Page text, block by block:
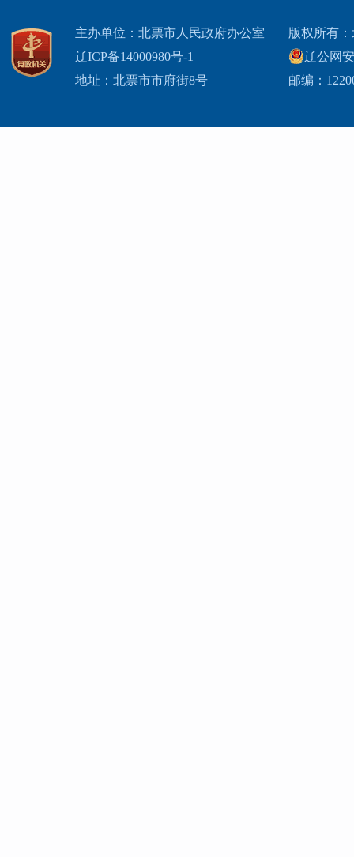
主办单位：北票市人民政府办公室
辽ICP备14000980号-1
地址：北票市市府街8号
版权所有
辽公网
邮编：